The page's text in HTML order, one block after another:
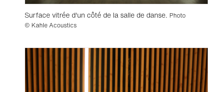
Surface vitrée d'un côté de la salle de danse. Photo
© Kahle Acoustics